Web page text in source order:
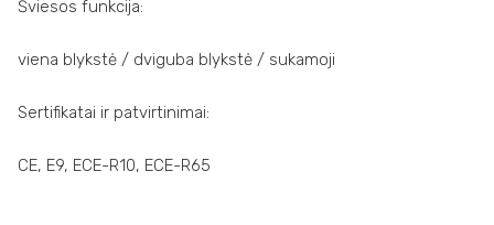
Šviesos funkcija:
viena blykstė / dviguba blykstė / sukamoji
Sertifikatai ir patvirtinimai:
CE, E9, ECE-R10, ECE-R65